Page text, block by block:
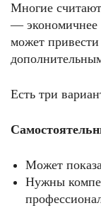
Многие
— экономичнее
может
Есть три
Может
Нужны